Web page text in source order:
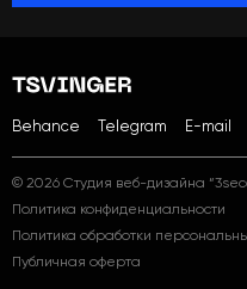
© 2026 Студия веб-дизайна
Политика конфиденциальности
Политика обработки
Публичная оферта
Behance Telegram E-mail